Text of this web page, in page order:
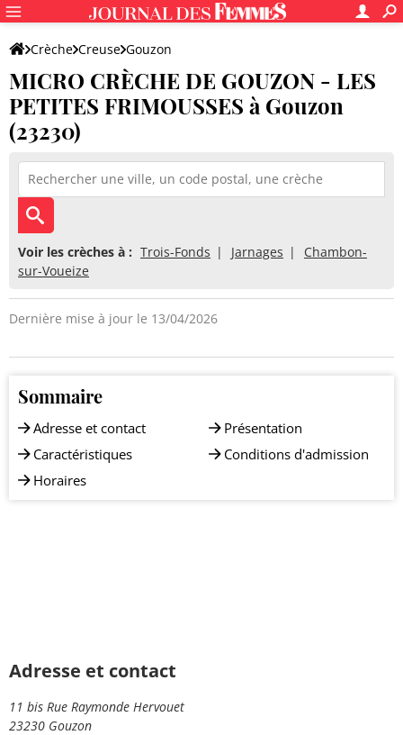
Crèche Creuse Gouzon
MICRO CRÈCHE DE GOUZON - LES PETITES FRIMOUSSES
MICRO CRÈCHE DE GOUZON - LES
PETITES FRIMOUSSES à Gouzon
(23230)
Voir les crèches à : Trois-Fonds Jarnages
Chambon-
sur-Voueize
Dernière mise à jour le 13/04/2026
Sommaire
Adresse et contact
Caractéristiques
Horaires
Présentation
Conditions d'admission
Adresse et contact
11 bis Rue Raymonde Hervouet
23230 Gouzon